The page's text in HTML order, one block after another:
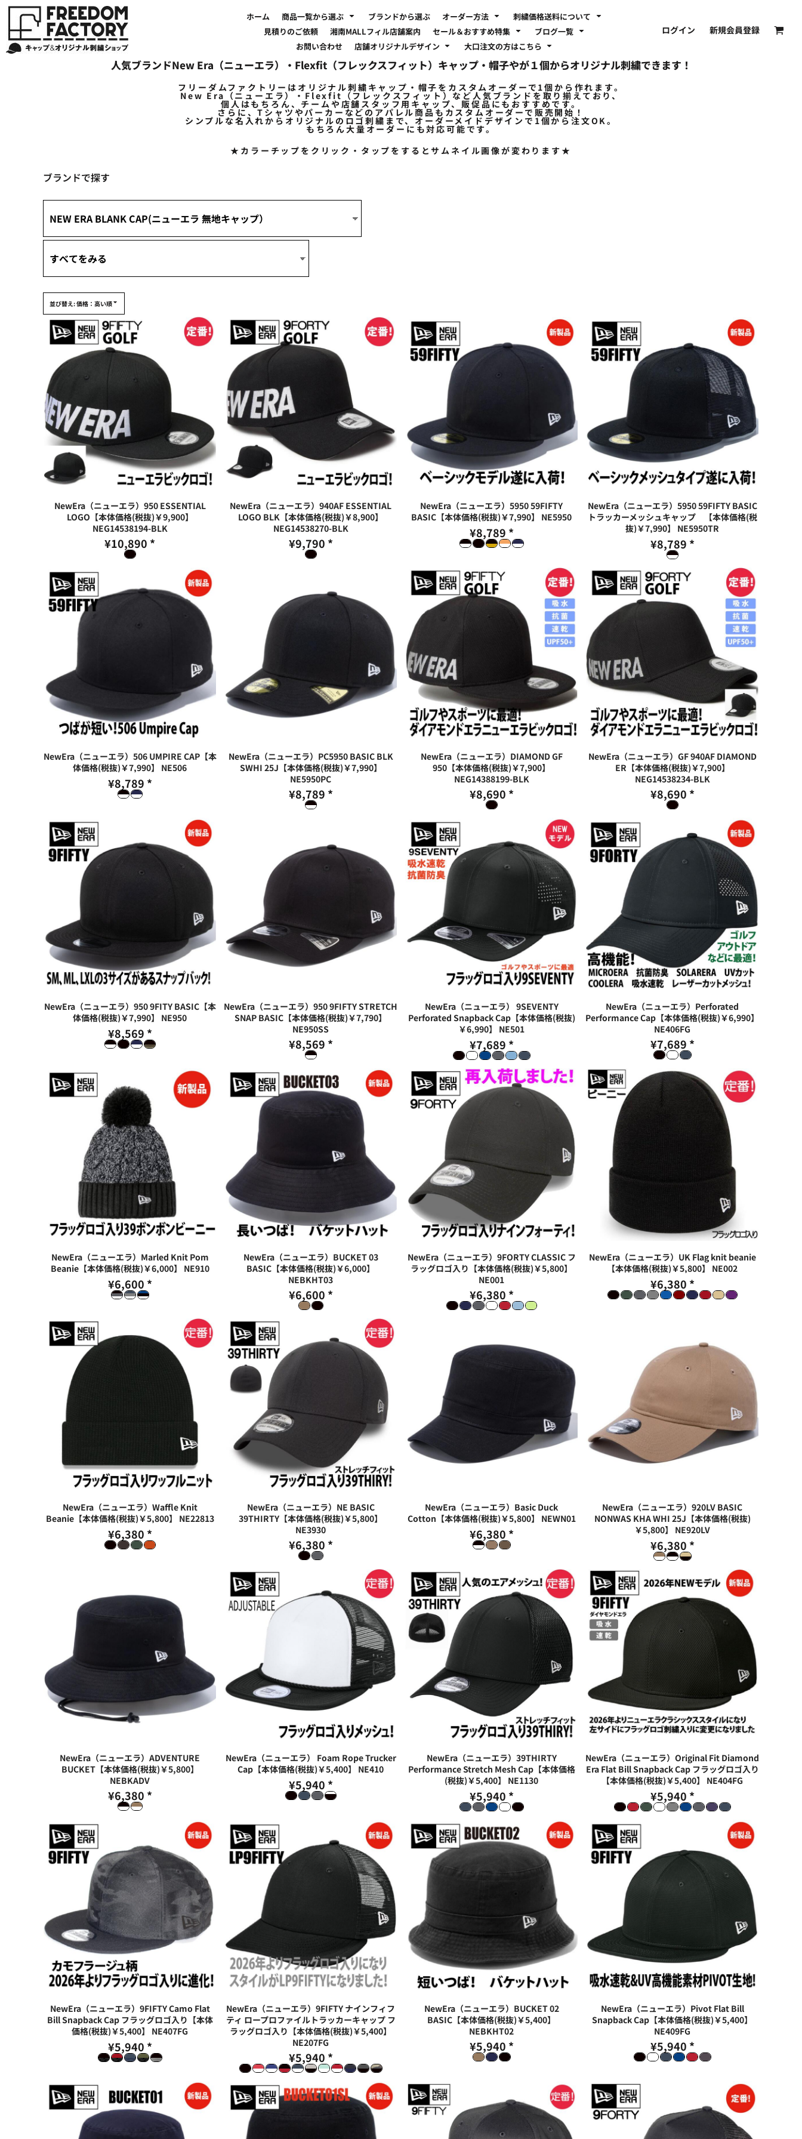
ホーム 商品一覧から選ぶ ブランドから選ぶ オーダー方法
刺繍価格送料について
見積りのご依頼
湘南MALLフィル店舗案内 セール＆おすすめ特集
ブログ一覧
お問い合わせ
店舗オリジナルデザイン 大口注文の方はこちら
ログイン 新規会員登録
人気ブランドNew Era（ニューエラ）・Flexfit（フレックスフィット）キャップ・帽子やが１個からオリジナル刺繍できます！
フリーダムファクトリーはオリジナル刺繍キャップ・帽子を カスタムオーダー で1個から作れます。
New Era（ニューエラ）・Flexfit（フレックスフィット）など人気ブランドを取り揃えており、
個人はもちろん、チームや店舗スタッフ用キャップ、販促品にもおすすめです。
さらに、Tシャツやパーカーなどのアパレル商品もカスタムオーダーで販売開始！
シンプルな名入れからオリジナルのロゴ刺繍まで、オーダーメイドデザインで1個から注文OK。
もちろん大量オーダーにも対応可能です。
★カラーチップをクリック・タップをするとサムネイル画像が変わります★
ブランドで探す
並び替え: 価格：高い順
NewEra（ニューエラ）950 ESSENTIAL
LOGO【本体価格(税抜)￥9,900】
NEG14538194-BLK
¥10,890 *
NewEra（ニューエラ）940AF ESSENTIAL
LOGO BLK【本体価格(税抜)￥8,900】
NEG14538270-BLK
¥9,790 *
NewEra（ニューエラ）5950 59FIFTY
BASIC【本体価格(税抜)￥7,990】
NE5950
¥8,789 *
NewEra（ニューエラ）5950 59FIFTY BASIC
トラッカーメッシュキャップ 【本体価格(税
抜)￥7,990】
NE5950TR
¥8,789 *
NewEra（ニューエラ）506 UMPIRE CAP【本
体価格(税抜)￥7,990】
NE506
¥8,789 *
NewEra（ニューエラ）PC5950 BASIC BLK
SWHI 25J【本体価格(税抜)￥7,990】
NE5950PC
¥8,789 *
NewEra（ニューエラ）DIAMOND GF
950【本体価格(税抜)￥7,900】
NEG14388199-BLK
¥8,690 *
NewEra（ニューエラ）GF 940AF DIAMOND
ER【本体価格(税抜)￥7,900】
NEG14538234-BLK
¥8,690 *
NewEra（ニューエラ）950 9FITY BASIC【本
体価格(税抜)￥7,990】
NE950
¥8,569 *
NewEra（ニューエラ）950 9FIFTY STRETCH
SNAP BASIC【本体価格(税抜)￥7,790】
NE950SS
¥8,569 *
NewEra（ニューエラ） 9SEVENTY
Perforated Snapback Cap【本体価格(税抜)
￥6,990】
NE501
¥7,689 *
NewEra（ニューエラ）Perforated
Performance Cap【本体価格(税抜)￥6,990】
NE406FG
¥7,689 *
NewEra（ニューエラ）Marled Knit Pom
Beanie【本体価格(税抜)￥6,000】
NE910
¥6,600 *
NewEra（ニューエラ）BUCKET 03
BASIC【本体価格(税抜)￥6,000】
NEBKHT03
¥6,600 *
NewEra（ニューエラ）9FORTY CLASSIC フ
ラッグロゴ入り【本体価格(税抜)￥5,800】
NE001
¥6,380 *
NewEra（ニューエラ）UK Flag knit beanie
【本体価格(税抜)￥5,800】
NE002
¥6,380 *
NewEra（ニューエラ）Waffle Knit
Beanie【本体価格(税抜)￥5,800】
NE22813
¥6,380 *
NewEra（ニューエラ）NE BASIC
39THIRTY【本体価格(税抜)￥5,800】
NE3930
¥6,380 *
NewEra（ニューエラ）Basic Duck
Cotton【本体価格(税抜)￥5,800】
NEWN01
¥6,380 *
NewEra（ニューエラ）920LV BASIC
NONWAS KHA WHI 25J【本体価格(税抜)
￥5,800】
NE920LV
¥6,380 *
NewEra（ニューエラ）ADVENTURE
BUCKET【本体価格(税抜)￥5,800】
NEBKADV
¥6,380 *
NewEra（ニューエラ） Foam Rope Trucker
Cap【本体価格(税抜)￥5,400】
NE410
¥5,940 *
NewEra（ニューエラ）39THIRTY
Performance Stretch Mesh Cap【本体価格
(税抜)￥5,400】
NE1130
¥5,940 *
NewEra（ニューエラ）Original Fit Diamond
Era Flat Bill Snapback Cap フラッグロゴ入り
【本体価格(税抜)￥5,400】
NE404FG
¥5,940 *
NewEra（ニューエラ）9FIFTY Camo Flat
Bill Snapback Cap フラッグロゴ入り【本体
価格(税抜)￥5,400】
NE407FG
¥5,940 *
NewEra（ニューエラ）9FIFTY ナインフィフ
ティ ロープロファイルトラッカーキャップ フ
ラッグロゴ入り【本体価格(税抜)￥5,400】
NE207FG
¥5,940 *
NewEra（ニューエラ）BUCKET 02
BASIC【本体価格(税抜)￥5,400】
NEBKHT02
¥5,940 *
NewEra（ニューエラ）Pivot Flat Bill
Snapback Cap【本体価格(税抜)￥5,400】
NE409FG
¥5,940 *
ホーム
商品一覧から選ぶ
商品一覧から選ぶ
セール＆おすすめ特集
ブログ一覧
ブログ一覧
店舗オリジナルデザイン
大口注文の方はこちら
大口注文の方はこちら
ログイン
新規会員登録
カート：0点
新着おすすめ商品
セール
NEW ERA BLANK CAP(ニューエラ 無地キャップ）
47BLAND-BLANK CAP(フォーティセブン 無地キャップ）
その他ブランドブランク無地キャップ
NEW ERA ニューエラライセンス
47BLAND-MLB(フォーティセブン MLB）
MLB メジャーリーグチーム
ブランクキャップ無地キャップ
シーン・用途別
キャラクターワッペン
おすすめ商品
もっと見る...
オリジナル刺繍をオーダー
文字でデザインする場合
お客様のデザインをアップロードする場合
店舗オリジナルデザインを使用する場合
【帽子】刺繍価格について
【アパレル】刺繍価格について
送料について
バッグやTシャツにも刺繍可能
59FIFTYとは?
ユーポン/フレックスフィットとは
商品紹介・新着情報
刺繍・デザインの知識
刺繍ミシン・設備紹介
FREEDOM
アルファベット3D刺繍 花文字A A-Z
ワッペン
法人・企業向け商品特集
イベント・販促向け商品特集
学校・部活向け商品特集
デフォルト
価格：安い順
価格：高い順
新着順